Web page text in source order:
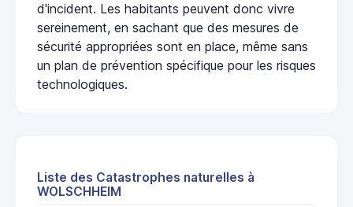
d'incident. Les habitants peuvent donc vivre
sereinement, en sachant que des mesures de
sécurité appropriées sont en place, même sans
un plan de prévention spécifique pour les risques
technologiques.
Liste des Catastrophes naturelles à
WOLSCHHEIM